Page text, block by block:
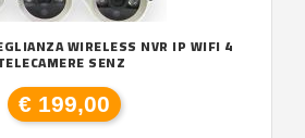
WIRELESS NVR IP WIFI 4
SENZ
€ 199,00